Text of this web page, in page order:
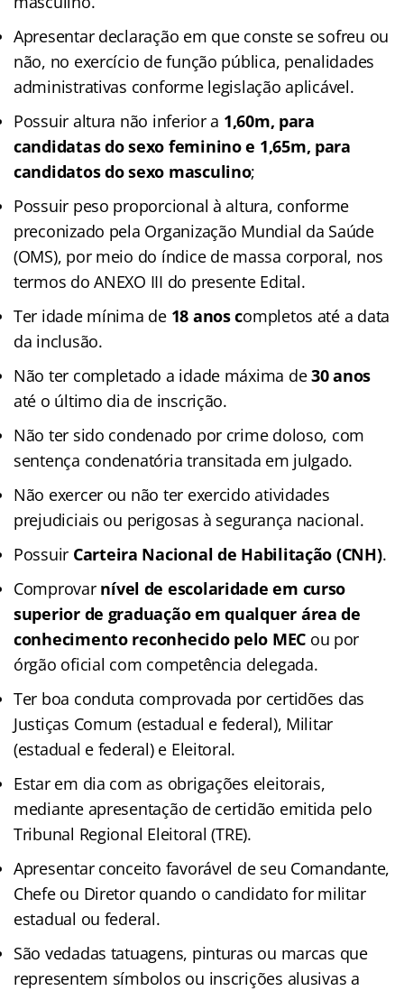
Apresentar declaração em que conste se sofreu ou
não, no exercício de função pública, penalidades
administrativas conforme legislação aplicável.
Possuir altura não inferior a 1,60m, para
candidatas do sexo feminino e 1,65m, para
candidatos do sexo masculino;
Possuir peso proporcional à altura, conforme
preconizado pela Organização Mundial da Saúde
(OMS), por meio do índice de massa corporal, nos
termos do ANEXO III do presente Edital.
Ter idade mínima de18 anos completos até a data
da inclusão.
Não ter completado a idade máxima de30 anos
até o último dia de inscrição.
Não ter sido condenado por crime doloso, com
sentença condenatória transitada em julgado.
Não exercer ou não ter exercido atividades
prejudiciais ou perigosas à segurança nacional.
Possuir Carteira Nacional de Habilitação (CNH).
Comprovar nível de escolaridade em curso
superior de graduação em qualquer área de
conhecimento reconhecido pelo MEC ou por
órgão oficial com competência delegada.
Ter boa conduta comprovada por certidões das
Justiças Comum (estadual e federal), Militar
(estadual e federal) e Eleitoral.
Estar em dia com as obrigações eleitorais,
mediante apresentação de certidão emitida pelo
Tribunal Regional Eleitoral (TRE).
Apresentar conceito favorável de seu Comandante,
Chefe ou Diretor quando o candidato for militar
estadual ou federal.
São vedadas tatuagens, pinturas ou marcas que
representem símbolos ou inscrições alusivas a